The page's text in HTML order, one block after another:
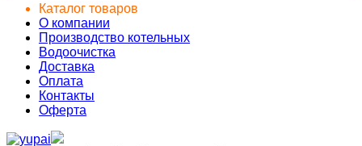
Каталог товаров
О компании
Производство котельных
Водоочистка
Доставка
Оплата
Контакты
Оферта